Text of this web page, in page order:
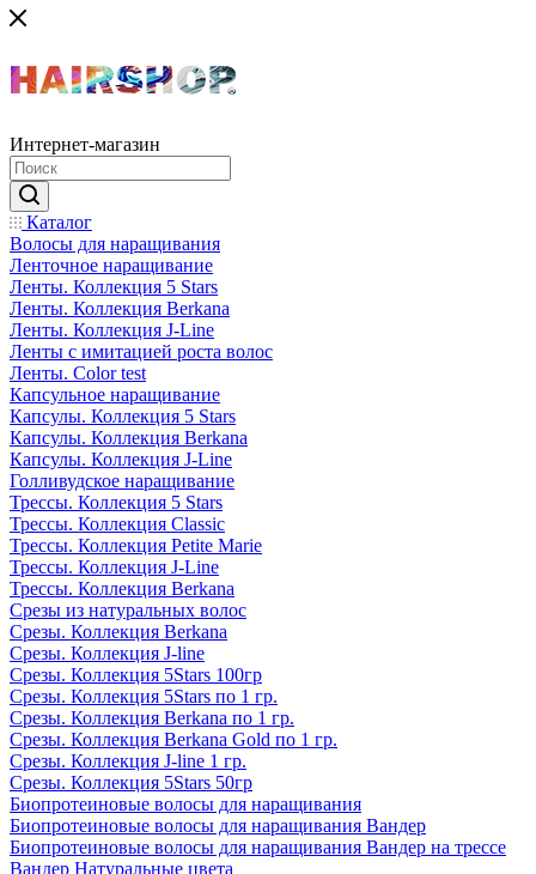
Интернет-магазин
Каталог
Волосы для наращивания
Ленточное наращивание
Ленты. Коллекция 5 Stars
Ленты. Коллекция Berkana
Ленты. Коллекция J-Line
Ленты с имитацией роста волос
Ленты. Color test
Капсульное наращивание
Капсулы. Коллекция 5 Stars
Капсулы. Коллекция Berkana
Капсулы. Коллекция J-Line
Голливудское наращивание
Трессы. Коллекция 5 Stars
Трессы. Коллекция Classic
Трессы. Коллекция Petite Marie
Трессы. Коллекция J-Line
Трессы. Коллекция Berkana
Срезы из натуральных волос
Срезы. Коллекция Berkana
Срезы. Коллекция J-line
Срезы. Коллекция 5Stars 100гр
Срезы. Коллекция 5Stars по 1 гр.
Срезы. Коллекция Berkana по 1 гр.
Срезы. Коллекция Berkana Gold по 1 гр.
Срезы. Коллекция J-line 1 гр.
Срезы. Коллекция 5Stars 50гр
Биопротеиновые волосы для наращивания
Биопротеиновые волосы для наращивания Вандер
Биопротеиновые волосы для наращивания Вандер на трессе
Вандер Натуральные цвета